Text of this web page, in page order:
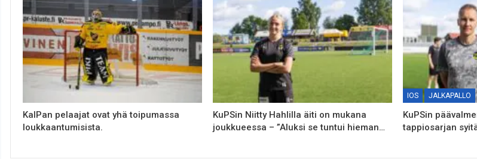
KalPan pelaajat ovat yhä toipumassa
loukkaantumisista.
KuPSin Niitty Hahlilla äiti on mukana
joukkueessa – ”Aluksi se tuntui hieman…
IOS JALKAPALLO
KuPSin
tappiosarjan